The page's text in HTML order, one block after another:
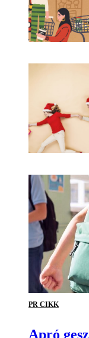
PR CIKK
Apró